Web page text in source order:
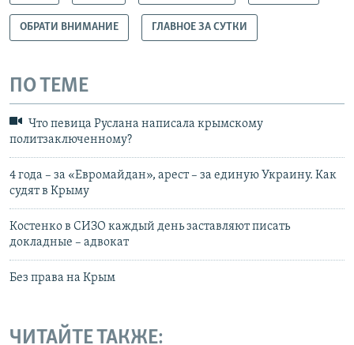
ОБРАТИ ВНИМАНИЕ ГЛАВНОЕ ЗА СУТКИ
ПО ТЕМЕ
Что певица Руслана написала крымскому
политзаключенному?
4 года – за «Евромайдан», арест – за единую Украину. Как
судят в Крыму
Костенко в СИЗО каждый день заставляют писать
докладные – адвокат
Без права на Крым
ЧИТАЙТЕ ТАКЖЕ: